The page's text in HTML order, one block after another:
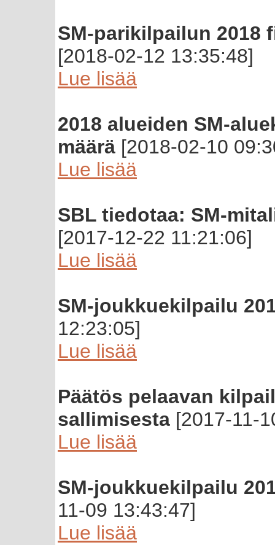
SM-parikilpailun
[2018-02-12 13:35:48]
Lue lisää
2018 alueiden SM-
määrä [2018-02-10
Lue lisää
SBL tiedotaa: SM-
[2017-12-22 11:21:06]
Lue lisää
SM-joukkuekilpailu
12:23:05]
Lue lisää
Päätös pelaavan
sallimisesta [2017-11-
Lue lisää
SM-joukkuekilpailu
11-09 13:43:47]
Lue lisää